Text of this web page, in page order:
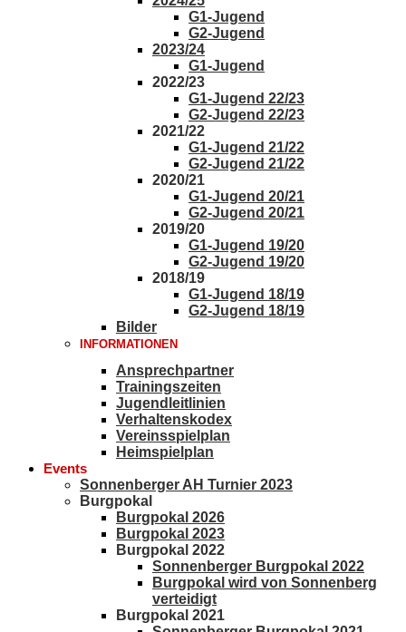
G1-Jugend
G2-Jugend
2023/24
G1-Jugend
2022/23
G1-Jugend 22/23
G2-Jugend 22/23
2021/22
G1-Jugend 21/22
G2-Jugend 21/22
2020/21
G1-Jugend 20/21
G2-Jugend 20/21
2019/20
G1-Jugend 19/20
G2-Jugend 19/20
2018/19
G1-Jugend 18/19
G2-Jugend 18/19
Bilder
INFORMATIONEN
Ansprechpartner
Trainingszeiten
Jugendleitlinien
Verhaltenskodex
Vereinsspielplan
Heimspielplan
Events
Sonnenberger AH Turnier 2023
Burgpokal
Burgpokal 2026
Burgpokal 2023
Burgpokal 2022
Sonnenberger Burgpokal 2022
Burgpokal wird von Sonnenberg
verteidigt
Burgpokal 2021